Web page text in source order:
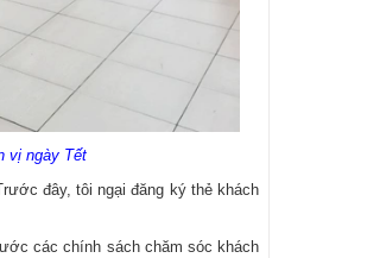
vị ngày Tết
đây, tôi ngại đăng ký thẻ khách
các chính sách chăm sóc khách